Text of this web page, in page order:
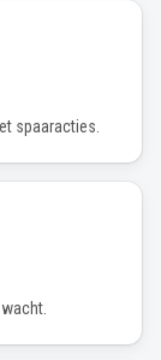
spaaracties.